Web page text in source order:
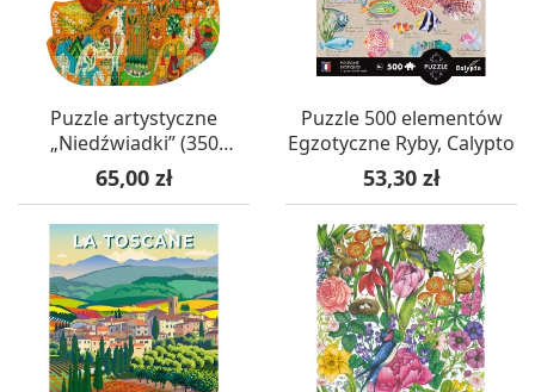
Puzzle artystyczne
„Niedźwiadki” (350
elementów) – 7+ Djeco
Cena
65,00 zł
Puzzle 500 elementów
Egzotyczne Ryby, Calypto
Cena
53,30 zł